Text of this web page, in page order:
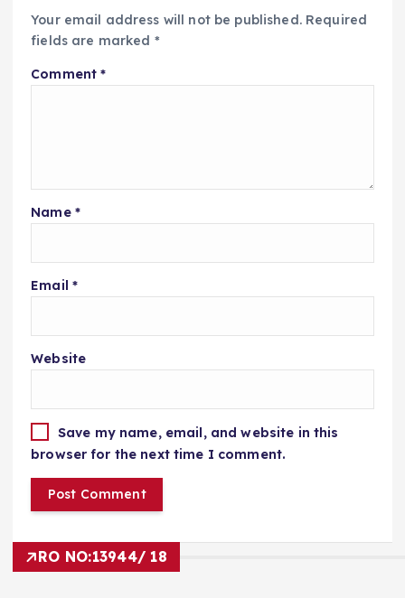
Your email address will not be published. Required
fields are marked *
Comment*
Name *
Email *
Website
Save my name, email, and website in this
browser for the next time I comment.
RO NO:13944/ 18